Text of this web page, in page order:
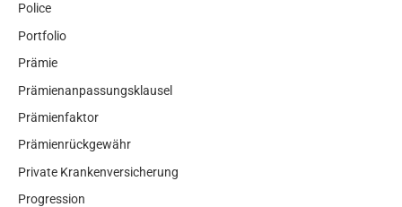
Police
Portfolio
Prämie
Prämienanpassungsklausel
Prämienfaktor
Prämienrückgewähr
Private Krankenversicherung
Progression